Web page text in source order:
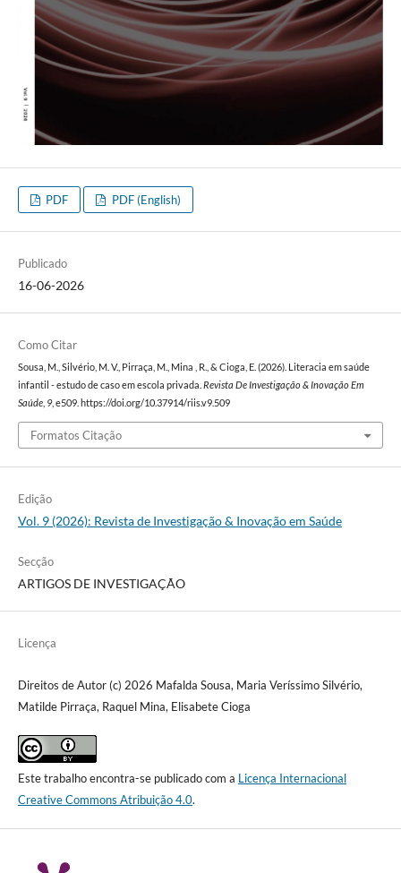
PDF PDF (English)
Publicado
16-06-2026
Como Citar
Sousa, M., Silvério, M. V., Pirraça, M., Mina , R., & Cioga, E. (2026). Literacia em saúde
infantil - estudo de caso em escola privada. Revista De Investigação & Inovação Em
Saúde, 9, e509. https://doi.org/10.37914/riis.v9.509
Formatos Citação
Edição
Vol. 9 (2026): Revista de Investigação & Inovação em Saúde
Secção
ARTIGOS DE INVESTIGAÇÃO
Licença
Direitos de Autor (c) 2026 Mafalda Sousa, Maria Veríssimo Silvério,
Matilde Pirraça, Raquel Mina, Elisabete Cioga
Este trabalho encontra-se publicado com a Licença Internacional
Creative Commons Atribuição 4.0.